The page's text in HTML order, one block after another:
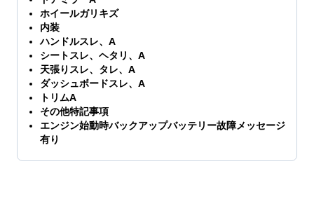
ホイールガリキズ
内装
ハンドルスレ、A
シートスレ、ヘタリ、A
天張りスレ、タレ、A
ダッシュボードスレ、A
トリムA
その他特記事項
エンジン始動時バックアップバッテリー故障メッセージ
有り